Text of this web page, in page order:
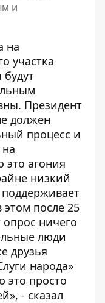
и
на
участка
Президент
должен
процесс и
это агония
низкий
поддерживает
после 25
опрос ничего
люди
друзья
народа»
это просто
- сказал